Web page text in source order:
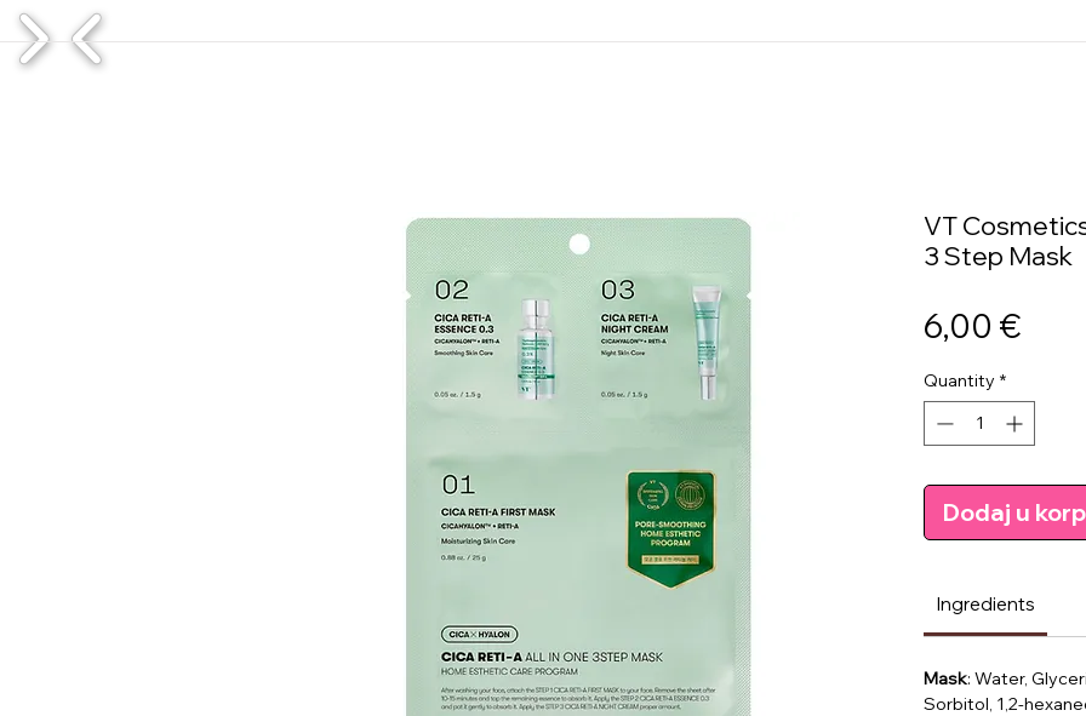
VT
3 Step Mask
6,00 €Price
Quantity *
Dodaj u
Ingredients
Mask: Water,
Sorbitol, 1,2-